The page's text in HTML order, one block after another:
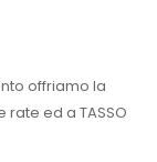
offriamo la
ed a TASSO